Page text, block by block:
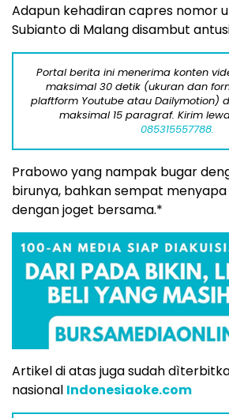
Adapun kehadiran capres nomor
Subianto di Malang disambut
Portal berita ini menerima konten
maksimal 30 detik (ukuran dan
plaftform Youtube atau Dailymotion)
maksimal 15 paragraf. Kirim
085315557788.
Prabowo yang nampak bugar
birunya, bahkan sempat
dengan joget bersama.*
Artikel di atas juga sudah
nasional Indonesiaoke.com